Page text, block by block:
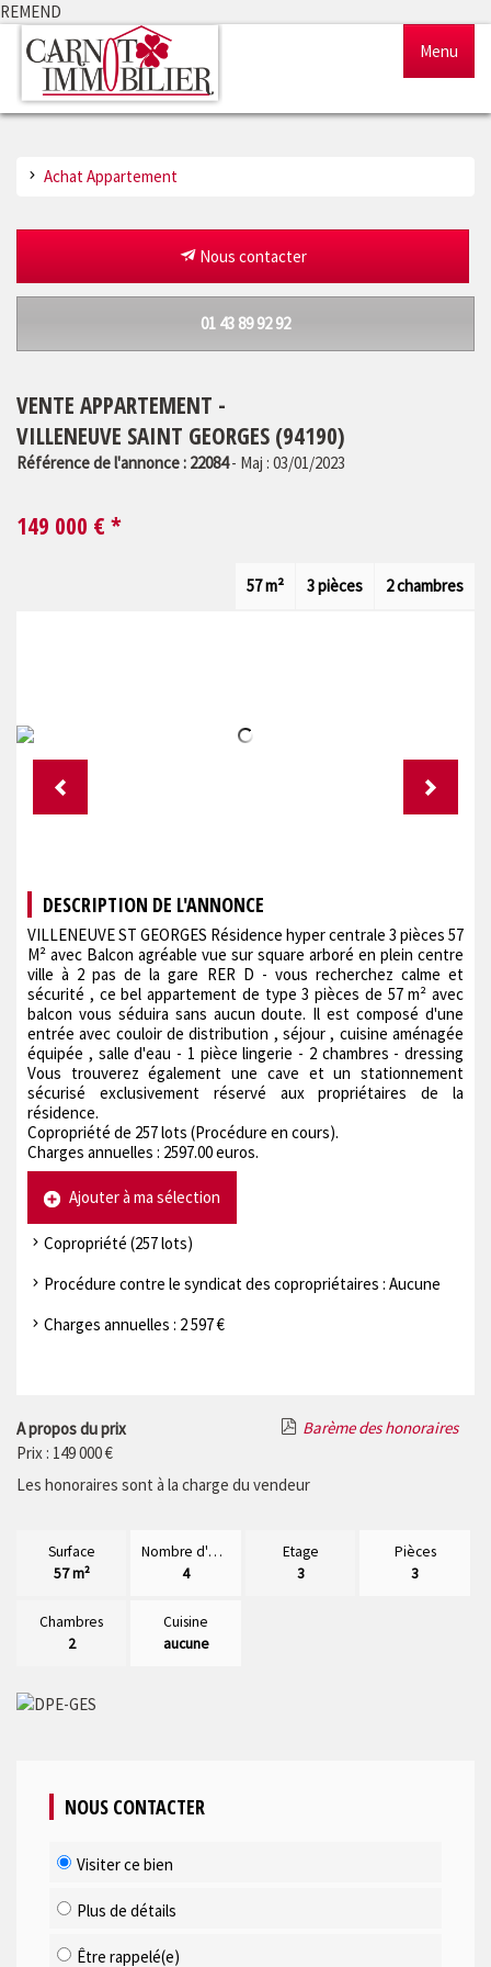
REMEND
Menu
Estimation
Achat Appartement
Nous contacter
01 43 89 92 92
VENTE APPARTEMENT -
VILLENEUVE SAINT GEORGES (94190)
Référence de l'annonce : 22084- Maj : 03/01/2023
149 000 € *
2 chambres
3 pièces
57 m²
DESCRIPTION DE L'ANNONCE
VILLENEUVE ST GEORGES Résidence hyper centrale 3 pièces 57
M² avec Balcon agréable vue sur square arboré en plein centre
ville à 2 pas de la gare RER D - vous recherchez calme et
sécurité , ce bel appartement de type 3 pièces de 57 m² avec
balcon vous séduira sans aucun doute. Il est composé d'une
entrée avec couloir de distribution , séjour , cuisine aménagée
équipée , salle d'eau - 1 pièce lingerie - 2 chambres - dressing
Vous trouverez également une cave et un stationnement
sécurisé exclusivement réservé aux propriétaires de la
résidence.
Copropriété de 257 lots (Procédure en cours).
Charges annuelles : 2597.00 euros.
Ajouter à ma sélection
Copropriété (257 lots)
Procédure contre le syndicat des copropriétaires : Aucune
Charges annuelles : 2 597 €
A propos du prix
Barème des honoraires
Prix : 149 000 €
Les honoraires sont à la charge du vendeur
Surface
57 m²
Nombre d'étages
4
Etage
3
Pièces
3
Chambres
2
Cuisine
aucune
NOUS CONTACTER
Visiter ce bien
Plus de détails
Être rappelé(e)